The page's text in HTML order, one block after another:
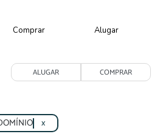
Comprar Alugar
ALUGAR
COMPRAR
x